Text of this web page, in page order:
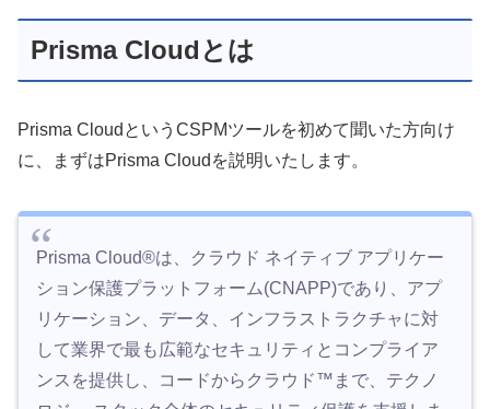
Prisma Cloudとは
Prisma CloudというCSPMツールを初めて聞いた方向け
に、まずはPrisma Cloudを説明いたします。
Prisma Cloud®は、クラウド ネイティブ アプリケー
ション保護プラットフォーム(CNAPP)であり、アプ
リケーション、データ、インフラストラクチャに対
して業界で最も広範なセキュリティとコンプライア
ンスを提供し、コードからクラウド™まで、テクノ